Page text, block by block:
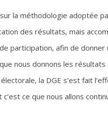
la méthodologie adoptée
des résultats, mais
participation, afin de
nous donnons les
la DGE s’est fait
ce que nous allons